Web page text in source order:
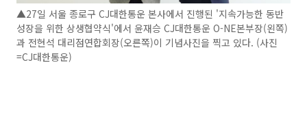
▲27일 서울 종로구 CJ대한통운 본사에서 진행된 '지속가능한 동반
성장을 위한 상생협약식'에서 윤재승 CJ대한통운 O-NE본부장(왼쪽)
과 전현석 대리점연합회장(오른쪽)이 기념사진을 찍고 있다. (사진
=CJ대한통운)